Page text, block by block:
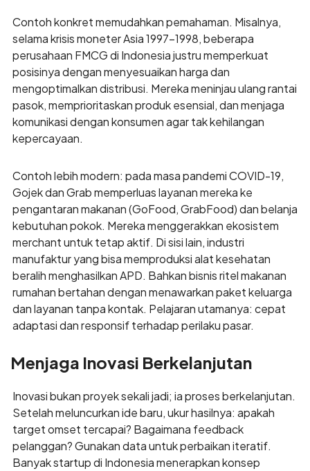
Contoh konkret memudahkan pemahaman. Misalnya,
selama krisis moneter Asia 1997–1998, beberapa
perusahaan FMCG di Indonesia justru memperkuat
posisinya dengan menyesuaikan harga dan
mengoptimalkan distribusi. Mereka meninjau ulang rantai
pasok, memprioritaskan produk esensial, dan menjaga
komunikasi dengan konsumen agar tak kehilangan
kepercayaan.
Contoh lebih modern: pada masa pandemi COVID-19,
Gojek dan Grab memperluas layanan mereka ke
pengantaran makanan (GoFood, GrabFood) dan belanja
kebutuhan pokok. Mereka menggerakkan ekosistem
merchant untuk tetap aktif. Di sisi lain, industri
manufaktur yang bisa memproduksi alat kesehatan
beralih menghasilkan APD. Bahkan bisnis ritel makanan
rumahan bertahan dengan menawarkan paket keluarga
dan layanan tanpa kontak. Pelajaran utamanya: cepat
adaptasi dan responsif terhadap perilaku pasar.
Menjaga Inovasi Berkelanjutan
Inovasi bukan proyek sekali jadi; ia proses berkelanjutan.
Setelah meluncurkan ide baru, ukur hasilnya: apakah
target omset tercapai? Bagaimana feedback
pelanggan? Gunakan data untuk perbaikan iteratif.
Banyak startup di Indonesia menerapkan konsep